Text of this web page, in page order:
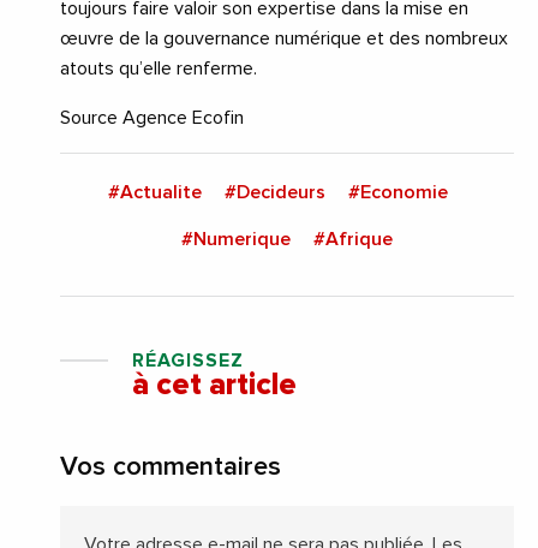
toujours faire valoir son expertise dans la mise en
œuvre de la gouvernance numérique et des nombreux
atouts qu’elle renferme.
Source Agence Ecofin
#Actualite #Decideurs #Economie
#Numerique #Afrique
RÉAGISSEZ
à cet article
Vos commentaires
Votre adresse e-mail ne sera pas publiée. Les